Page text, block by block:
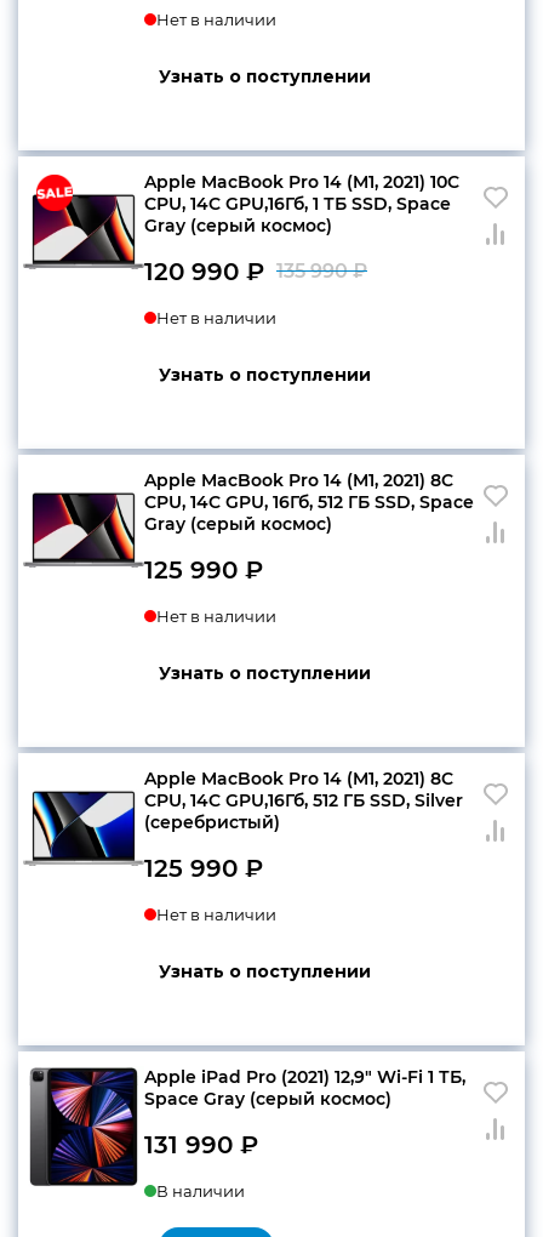
Нет в наличии
Узнать о поступлении
Apple MacBook Pro 14 (M1, 2021) 10C
CPU, 14C GPU,16Гб, 1 ТБ SSD, Space
Gray (серый космос)
135 990₽
120 990 ₽
Нет в наличии
Узнать о поступлении
Apple MacBook Pro 14 (M1, 2021) 8C
CPU, 14C GPU, 16Гб, 512 ГБ SSD, Space
Gray (серый космос)
125 990 ₽
Нет в наличии
Узнать о поступлении
Apple MacBook Pro 14 (M1, 2021) 8C
CPU, 14C GPU,16Гб, 512 ГБ SSD, Silver
(серебристый)
125 990 ₽
Нет в наличии
Узнать о поступлении
Apple iPad Pro (2021) 12,9″ Wi-Fi 1 ТБ,
Space Gray (серый космос)
131 990 ₽
В наличии